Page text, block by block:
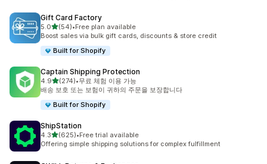
Gift Card Factory
5.0별 5개 중
(54)
총 리뷰 54개
•Free plan available
Boost sales via bulk gift cards, discounts & store credit
Built for Shopify
Captain Shipping Protection
4.9별 5개 중
(274)
총 리뷰 274개
•무료 체험 이용 가능
배송 보호 또는 보험이 귀하의 주문을 보장합니다
Built for Shopify
ShipStation
4.3별 5개 중
(625)
총 리뷰 625개
•Free trial available
Offering simple shipping solutions for complex fulfillment